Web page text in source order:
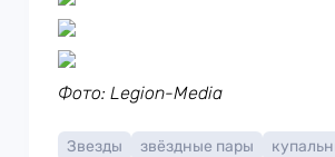
Фото: Legion-Media
Звезды звёздные пары